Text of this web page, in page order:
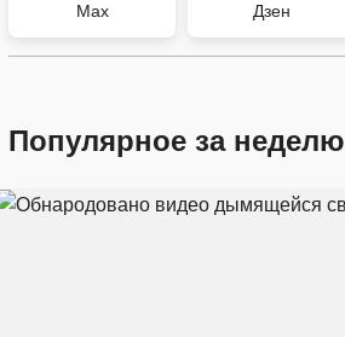
Max Дзен
Популярное за неделю